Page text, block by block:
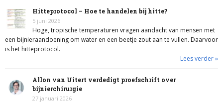
Hitteprotocol – Hoe te handelen bij hitte?
5 juni 2026
Hoge, tropische temperaturen vragen aandacht van mensen met
een bijnieraandoening om water en een beetje zout aan te vullen. Daarvoor
is het hitteprotocol.
Lees verder »
Allon van Uitert verdedigt proefschrift over
bijnierchirurgie
27 januari 2026